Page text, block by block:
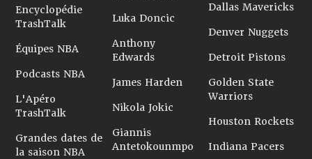
Encyclopédie
TrashTalk
Équipes NBA
Podcasts NBA
L'Apéro
TrashTalk
Grandes dates de
la saison NBA
Luka Doncic
Anthony
Edwards
James Harden
Nikola Jokic
Giannis
Antetokounmpo
Dallas Mavericks
Denver Nuggets
Detroit Pistons
Golden State
Warriors
Houston Rockets
Indiana Pacers